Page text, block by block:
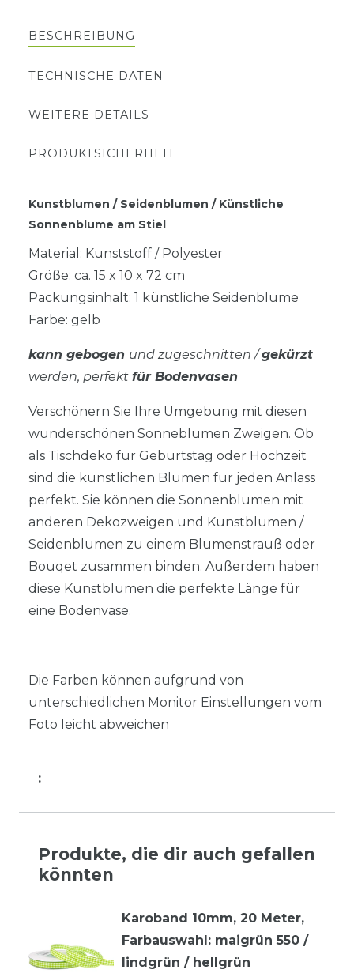
BESCHREIBUNG
TECHNISCHE DATEN
WEITERE DETAILS
PRODUKTSICHERHEIT
Kunstblumen / Seidenblumen / Künstliche
Sonnenblume am Stiel
Material: Kunststoff / Polyester
Größe: ca. 15 x 10 x 72 cm
Packungsinhalt: 1 künstliche Seidenblume
Farbe: gelb
kann gebogen und zugeschnitten /gekürzt
werden, perfekt für Bodenvasen
Verschönern Sie Ihre Umgebung mit diesen
wunderschönen Sonneblumen Zweigen. Ob
als Tischdeko für Geburtstag oder Hochzeit
sind die künstlichen Blumen für jeden Anlass
perfekt. Sie können die Sonnenblumen mit
anderen Dekozweigen und Kunstblumen /
Seidenblumen zu einem Blumenstrauß oder
Bouqet zusammen binden. Außerdem haben
diese Kunstblumen die perfekte Länge für
eine Bodenvase.
Die Farben können aufgrund von
unterschiedlichen Monitor Einstellungen vom
Foto leicht abweichen
:
Produkte, die dir auch gefallen
könnten
Karoband 10mm, 20 Meter,
Farbauswahl: maigrün 550 /
lindgrün / hellgrün